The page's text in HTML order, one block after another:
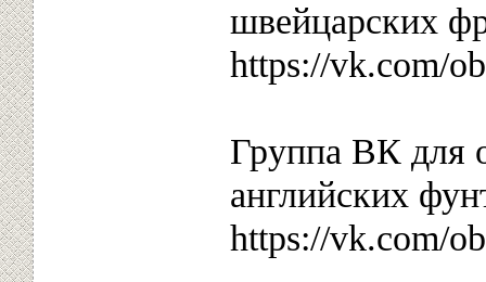
швейцарских
https://vk.com/
Группа ВК для
английских
https://vk.com/